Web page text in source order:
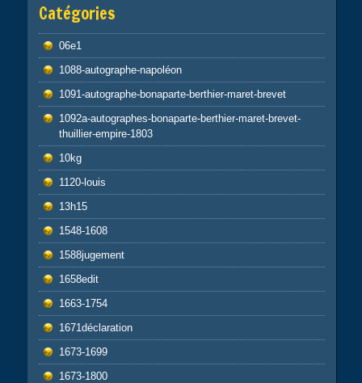
Catégories
06e1
1088-autographe-napoléon
1091-autographe-bonaparte-berthier-maret-brevet
1092a-autographes-bonaparte-berthier-maret-brevet-
thuillier-empire-1803
10kg
1120-louis
13h15
1548-1608
1588jugement
1658edit
1663-1754
1671déclaration
1673-1699
1673-1800